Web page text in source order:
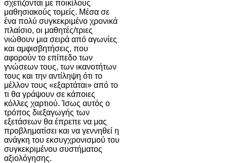
σχετίζονται με ποικίλους
μαθησιακούς τομείς. Μέσα σε
ένα πολύ συγκεκριμένο χρονικά
πλαίσιο, οι μαθητές/τριες
νιώθουν μια σειρά από αγωνίες
και αμφισβητήσεις, που
αφορούν το επίπεδο των
γνώσεων τους, των ικανοτήτων
τους και την αντίληψη ότι το
μέλλον τους «εξαρτάται» από το
τι θα γράψουν σε κάποιες
κόλλες χαρτιού. Ίσως αυτός ο
τρόπος διεξαγωγής των
εξετάσεων θα έπρεπε να μας
προβληματίσει και να γεννηθεί η
ανάγκη του εκσυγχρονισμού του
συγκεκριμένου συστήματος
αξιολόγησης.